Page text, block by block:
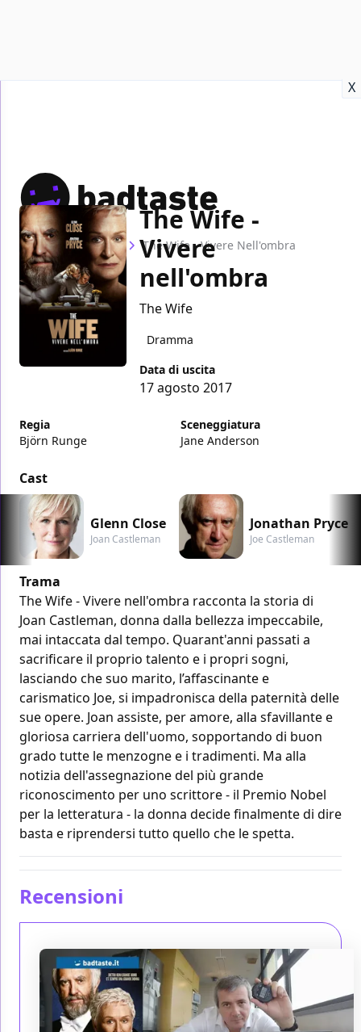
X
Home Film The Wife - Vivere Nell'ombra
The Wife -
Vivere
nell'ombra
The Wife
Dramma
Data di uscita
17 agosto 2017
Regia
Björn Runge
Sceneggiatura
Jane Anderson
Cast
Glenn Close
Joan Castleman
Jonathan Pryce
Joe Castleman
Trama
The Wife - Vivere nell'ombra racconta la storia di
Joan Castleman, donna dalla bellezza impeccabile,
mai intaccata dal tempo. Quarant'anni passati a
sacrificare il proprio talento e i propri sogni,
lasciando che suo marito, l’affascinante e
carismatico Joe, si impadronisca della paternità delle
sue opere. Joan assiste, per amore, alla sfavillante e
gloriosa carriera dell'uomo, sopportando di buon
grado tutte le menzogne e i tradimenti. Ma alla
notizia dell'assegnazione del più grande
riconoscimento per uno scrittore - il Premio Nobel
per la letteratura - la donna decide finalmente di dire
basta e riprendersi tutto quello che le spetta.
Recensioni